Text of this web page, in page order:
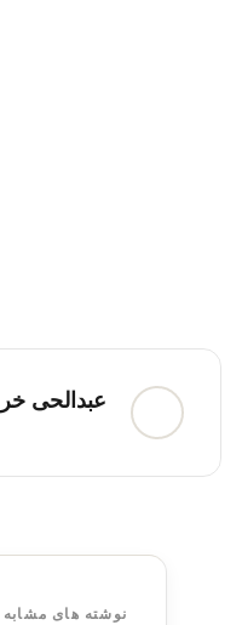
عبدالحی
نوشته های مشابه